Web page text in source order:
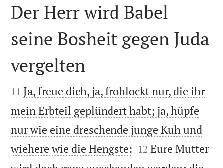

Der Herr wird Babel
seine Bosheit gegen Juda
vergelten

11 Ja, freue dich, ja, frohlockt nur, die ihr
mein Erbteil geplündert habt; ja, hüpfe
nur wie eine dreschende junge Kuh und
wiehere wie die Hengste: 

12 Eure Mutter